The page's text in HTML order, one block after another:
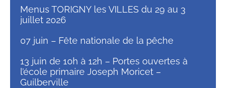
Menus TORIGNY les VILLES du 29 au 3
juillet 2026
07 juin – Fête nationale de la pêche
13 juin de 10h à 12h – Portes ouvertes à
l’école primaire Joseph Moricet –
Guilberville